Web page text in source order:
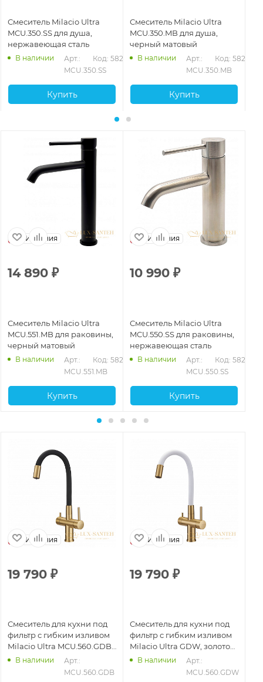
Смеситель Milacio Ultra
MCU.350.SS для душа,
нержавеющая сталь
В наличии
Арт.:
MCU.350.SS
Код: 58278
Купить
Смеситель Milacio Ultra
MCU.350.MB для душа,
черный матовый
В наличии
Арт.:
MCU.350.MB
Код: 58277
Купить
Испания
14 890 ₽
Смеситель Milacio Ultra
MCU.551.MB для раковины,
черный матовый
В наличии
Арт.:
MCU.551.MB
Код: 58281
Купить
Испания
10 990 ₽
Смеситель Milacio Ultra
MCU.550.SS для раковины,
нержавеющая сталь
В наличии
Арт.:
MCU.550.SS
Код: 58279
Купить
Испания
19 790 ₽
Смеситель для кухни под
фильтр с гибким изливом
Milacio Ultra MCU.560.GDB,
золото брашированное/
В наличии
Арт.:
MCU.560.GDB
Испания
19 790 ₽
Смеситель для кухни под
фильтр с гибким изливом
Milacio Ultra GDW, золото
брашированное/белый
В наличии
Арт.:
MCU.560.GDW